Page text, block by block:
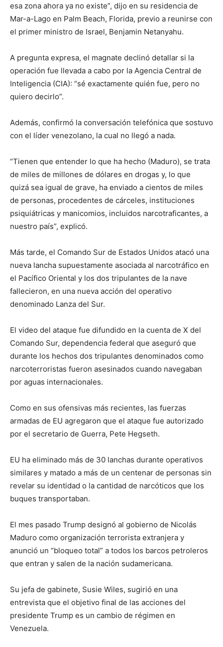
esa zona ahora ya no existe”, dijo en su residencia de
Mar-a-Lago en Palm Beach, Florida, previo a reunirse con
el primer ministro de Israel, Benjamin Netanyahu.
A pregunta expresa, el magnate declinó detallar si la
operación fue llevada a cabo por la Agencia Central de
Inteligencia (CIA): “sé exactamente quién fue, pero no
quiero decirlo”.
Además, confirmó la conversación telefónica que sostuvo
con el líder venezolano, la cual no llegó a nada.
“Tienen que entender lo que ha hecho (Maduro), se trata
de miles de millones de dólares en drogas y, lo que
quizá sea igual de grave, ha enviado a cientos de miles
de personas, procedentes de cárceles, instituciones
psiquiátricas y manicomios, incluidos narcotraficantes, a
nuestro país”, explicó.
Más tarde, el Comando Sur de Estados Unidos atacó una
nueva lancha supuestamente asociada al narcotráfico en
el Pacífico Oriental y los dos tripulantes de la nave
fallecieron, en una nueva acción del operativo
denominado Lanza del Sur.
El video del ataque fue difundido en la cuenta de X del
Comando Sur, dependencia federal que aseguró que
durante los hechos dos tripulantes denominados como
narcoterroristas fueron asesinados cuando navegaban
por aguas internacionales.
Como en sus ofensivas más recientes, las fuerzas
armadas de EU agregaron que el ataque fue autorizado
por el secretario de Guerra, Pete Hegseth.
EU ha eliminado más de 30 lanchas durante operativos
similares y matado a más de un centenar de personas sin
revelar su identidad o la cantidad de narcóticos que los
buques transportaban.
El mes pasado Trump designó al gobierno de Nicolás
Maduro como organización terrorista extranjera y
anunció un “bloqueo total” a todos los barcos petroleros
que entran y salen de la nación sudamericana.
Su jefa de gabinete, Susie Wiles, sugirió en una
entrevista que el objetivo final de las acciones del
presidente Trump es un cambio de régimen en
Venezuela.